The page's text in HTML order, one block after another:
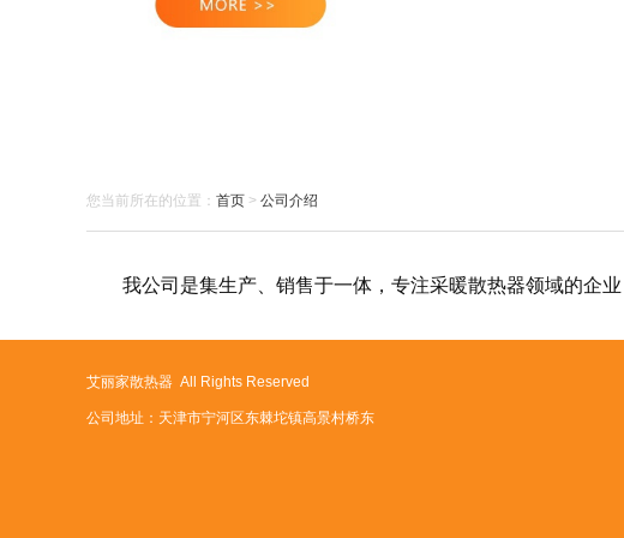
您当前所在的位置： 首页 > 公司介绍
我公司是集生产、销售于一体，专注采暖散热器领域的企
艾丽家散热器 All Rights Reserved
公司地址：天津市宁河区东棘坨镇高景村桥东